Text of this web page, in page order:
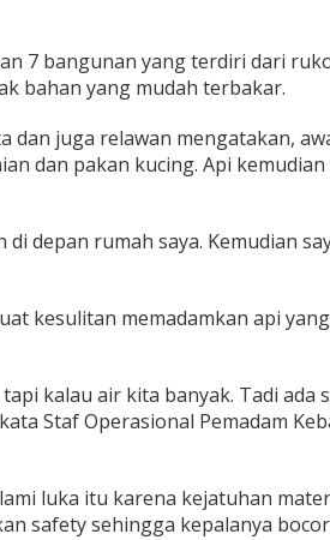
7 bangunan yang terdiri dari
bahan yang mudah terbakar.
dan juga relawan mengatakan,
dan pakan kucing. Api kemudian
depan rumah saya. Kemudian
kesulitan memadamkan api
kalau air kita banyak. Tadi ada
Staf Operasional Pemadam
luka itu karena kejatuhan
safety sehingga kepalanya